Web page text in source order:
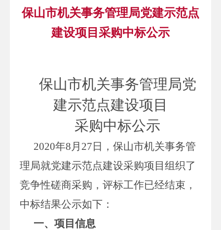
保山市机关事务管理局党建示范点
建设项目采购中标公示
保山市机关事务管理局党
建示范点建设项目
采购中标公示
2020年8月27日，保山市机关事务管
理局就党建示范点建设采购项目组织了
竞争性磋商采购，评标工作已经结束，
中标结果公示如下：
一、项目 信息